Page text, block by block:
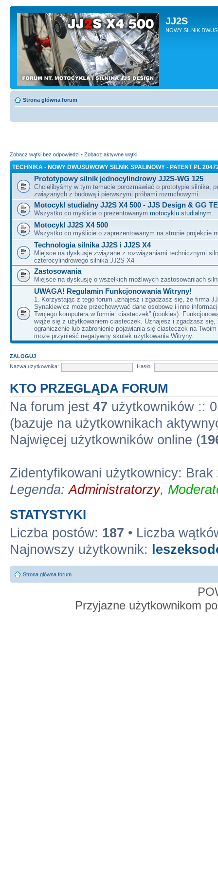
JJ2S
NOWY SILNIK
Strona główna forum
Zobacz wątki bez odpowiedzi • Zobacz aktywne wątki
TECHNIKA - NOWY DWUSUWOWY SILNIK SPALINOWY - PATENT PL
Prototypowy silnik jednocylindrowy JJ2S-WG 125
Chcielibyśmy w tym temacie porozmawiać o prototypie silnika,
związanych z budową i pierwszymi próbami rozruchowymi.
Motocykl studialny JJ2S X4 500 - JJS Design & GG
Wszystko co myślicie o prezentowanym motocyklu studialnym
Motocykl JJ2S X4 500
Wszystko co myślicie o zaprezentowanym na stronie projekcie
Technologia silnika JJ2S i JJ2S X4
Miejsce na dyskusje związane z rozwiązaniami technicznymi
czterocylindrowego silnika JJ2S X4
Zastosowania
Miejsce na dyskusję o wszelkich możliwych zastosowaniach
UWAGA! Regulamin Funkcjonowania Witryny!
1. Korzystając z tego forum uznajesz i zgadzasz się, że firma
Synakiewicz może przechowywać dane osobowe i inne
Twojego komputera w formie „ciasteczek” (cookies).
wiąże się z użytkowaniem ciasteczek. Uznajesz i zgadzasz się,
ograniczenie lub zabronienie pojawiania się ciasteczek na
może przynieść negatywny skutek użytkowania Witryny.
ZALOGUJ
Nazwa użytkownika:
Hasło:
KTO PRZEGLĄDA FORUM
Na forum jest 47 użytkowników ::
(bazuje na użytkownikach
Najwięcej użytkowników online (
Zidentyfikowani użytkownicy:
Legenda:Administratorzy,
STATYSTYKI
Liczba postów: 187 • Liczba
Najnowszy użytkownik:
Strona główna forum
Przyjazne użytkownikom